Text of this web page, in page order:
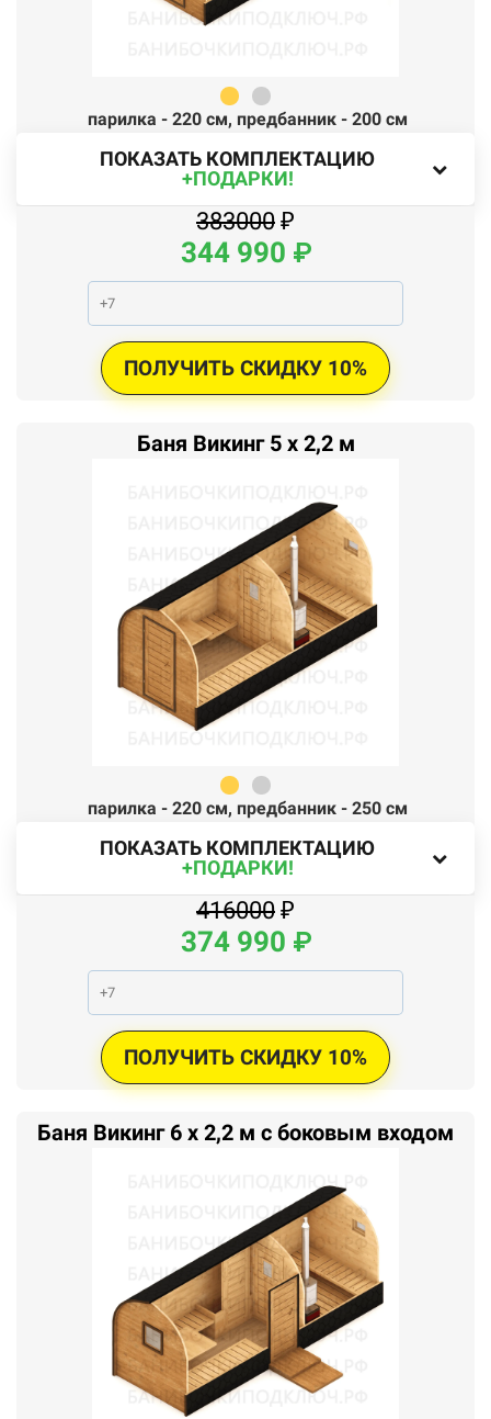
парилка - 220 см, предбанник - 200 см
ПОКАЗАТЬ КОМПЛЕКТАЦИЮ
+ПОДАРКИ!
383000 ₽
344 990 ₽
ПОЛУЧИТЬ СКИДКУ 10%
Баня Викинг 5 x 2,2 м
парилка - 220 см, предбанник - 250 см
ПОКАЗАТЬ КОМПЛЕКТАЦИЮ
+ПОДАРКИ!
416000 ₽
374 990 ₽
ПОЛУЧИТЬ СКИДКУ 10%
Баня Викинг 6 x 2,2 м с боковым входом